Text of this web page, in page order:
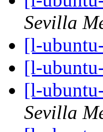
Sevilla
[l-
[l-
[l-
Sevilla